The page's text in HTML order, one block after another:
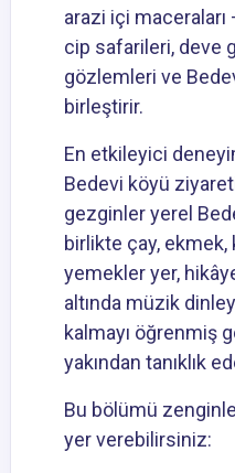
arazi içi
cip safarileri, deve
gözlemleri ve
birleştirir.
En etkileyici
Bedevi köyü
gezginler yerel
birlikte çay,
yemekler yer,
altında müzik
kalmayı öğrenmiş
yakından tanıklık
Bu bölümü
yer verebilirsiniz: